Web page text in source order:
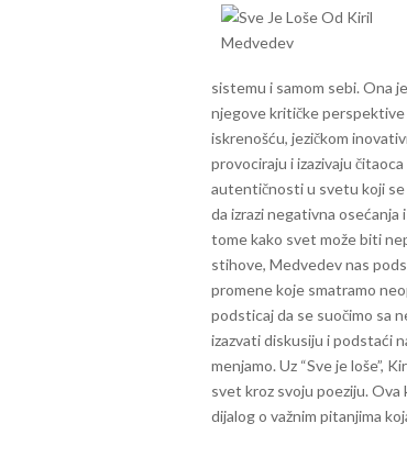
sistemu i samom sebi. Ona
njegove kritičke perspektive
iskrenošću, jezičkom
provociraju i izazivaju
autentičnosti u svetu koji se
da izrazi negativna osećanja
tome kako svet može biti
stihove, Medvedev nas
promene koje smatramo
podsticaj da se suočimo sa
izazvati diskusiju i podstaći
menjamo. Uz “Sve je loše”,
svet kroz svoju poeziju.
dijalog o važnim pitanjima